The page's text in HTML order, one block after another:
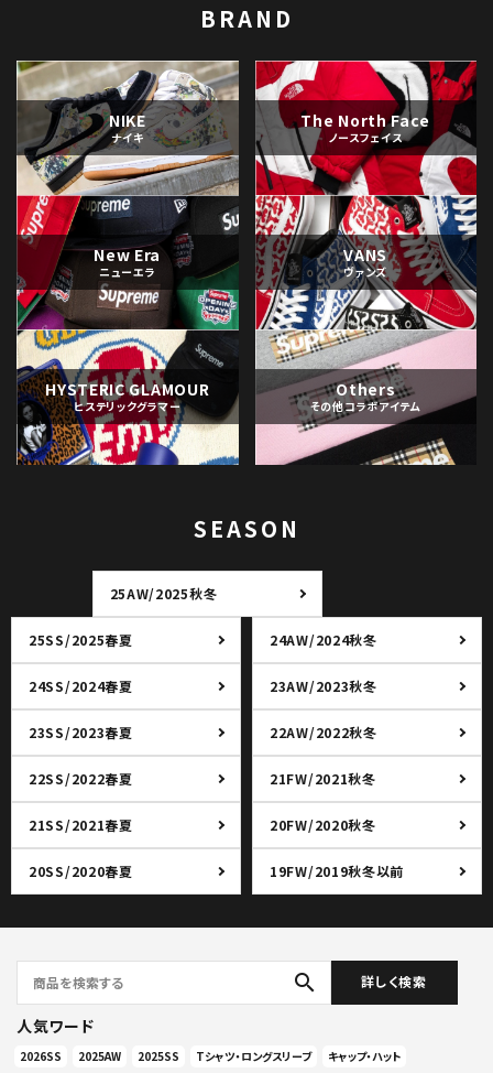
BRAND
NIKE
ナイキ
The North Face
ノースフェイス
New Era
ニューエラ
VANS
ヴァンズ
HYSTERIC GLAMOUR
ヒステリックグラマー
Others
その他コラボアイテム
SEASON
25AW/2025秋冬
25SS/2025春夏 24AW/2024秋冬
24SS/2024春夏 23AW/2023秋冬
23SS/2023春夏 22AW/2022秋冬
22SS/2022春夏 21FW/2021秋冬
21SS/2021春夏 20FW/2020秋冬
20SS/2020春夏 19FW/2019秋冬以前
search 詳しく検索
人気ワード
2026SS 2025AW 2025SS Tシャツ・ロングスリーブ
キャップ・ハット